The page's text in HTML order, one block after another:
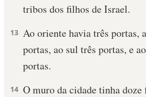
tribos dos filhos de Israel.
13 Ao oriente havia três portas,
portas, ao sul três portas, e
portas.
14 O muro da cidade tinha doze